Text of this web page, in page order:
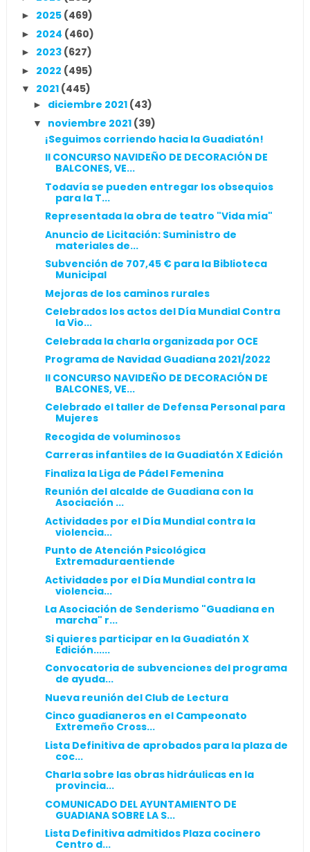
► 2025 (469)
► 2024 (460)
► 2023 (627)
► 2022 (495)
▼ 2021 (445)
► diciembre 2021 (43)
▼ noviembre 2021 (39)
¡Seguimos corriendo hacia la Guadiatón!
II CONCURSO NAVIDEÑO DE DECORACIÓN DE
BALCONES, VE...
Todavía se pueden entregar los obsequios
para la T...
Representada la obra de teatro "Vida mía"
Anuncio de Licitación: Suministro de
materiales de...
Subvención de 707,45 € para la Biblioteca
Municipal
Mejoras de los caminos rurales
Celebrados los actos del Día Mundial Contra
la Vio...
Celebrada la charla organizada por OCE
Programa de Navidad Guadiana 2021/2022
II CONCURSO NAVIDEÑO DE DECORACIÓN DE
BALCONES, VE...
Celebrado el taller de Defensa Personal para
Mujeres
Recogida de voluminosos
Carreras infantiles de la Guadiatón X Edición
Finaliza la Liga de Pádel Femenina
Reunión del alcalde de Guadiana con la
Asociación ...
Actividades por el Día Mundial contra la
violencia...
Punto de Atención Psicológica
Extremaduraentiende
Actividades por el Día Mundial contra la
violencia...
La Asociación de Senderismo "Guadiana en
marcha" r...
Si quieres participar en la Guadiatón X
Edición......
Convocatoria de subvenciones del programa
de ayuda...
Nueva reunión del Club de Lectura
Cinco guadianeros en el Campeonato
Extremeño Cross...
Lista Definitiva de aprobados para la plaza de
coc...
Charla sobre las obras hidráulicas en la
provincia...
COMUNICADO DEL AYUNTAMIENTO DE
GUADIANA SOBRE LA S...
Lista Definitiva admitidos Plaza cocinero
Centro d...